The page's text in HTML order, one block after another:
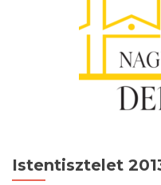
Istentisztelet